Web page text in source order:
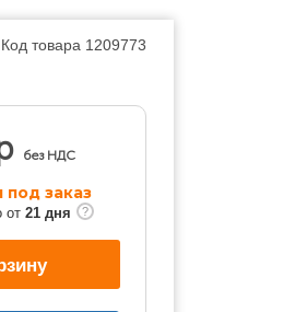
Код товара 1209773
без НДС
под заказ
от 21 дня